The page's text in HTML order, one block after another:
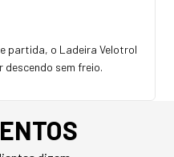
partida, o Ladeira Velotrol
sem freio.